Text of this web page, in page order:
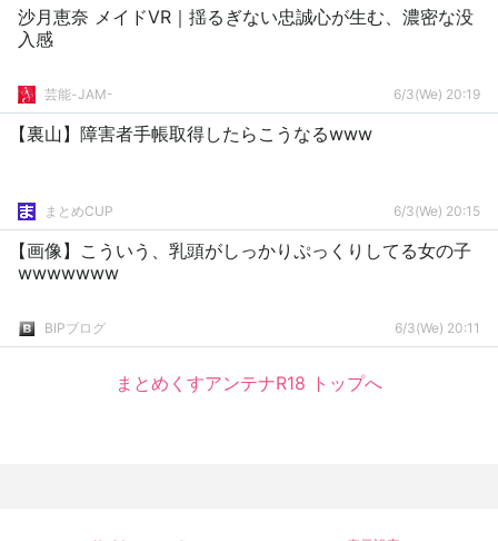
沙月恵奈 メイドVR｜揺るぎない忠誠心が生む、濃密な没
入感
芸能-JAM- 6/3(We) 20:19
【裏山】障害者手帳取得したらこうなるwww
まとめCUP 6/3(We) 20:15
【画像】こういう、乳頭がしっかりぷっくりしてる女の子
wwwwwww
BIPブログ 6/3(We) 20:11
まとめくすアンテナR18 トップへ